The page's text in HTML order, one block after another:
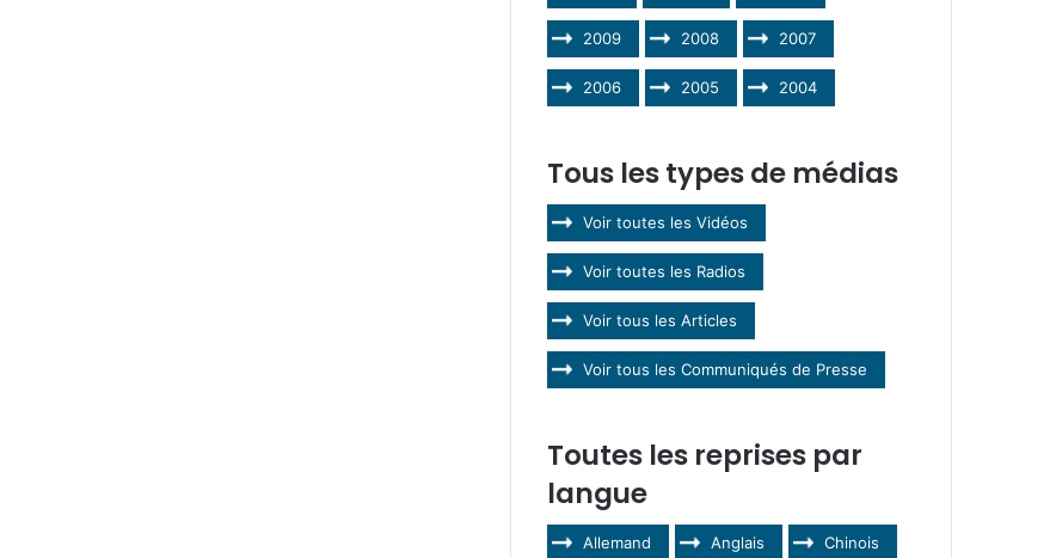
2009 2008 2007
2006 2005 2004
Tous les types de médias
Voir toutes les Vidéos
Voir toutes les Radios
Voir tous les Articles
Voir tous les Communiqués de Presse
Toutes les reprises par
langue
Allemand Anglais Chinois